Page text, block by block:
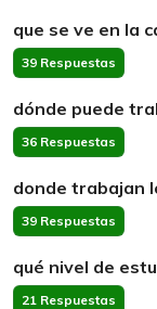
que se ve en la
39 Respuestas
dónde puede
36 Respuestas
donde trabajan
39 Respuestas
qué nivel de
21 Respuestas